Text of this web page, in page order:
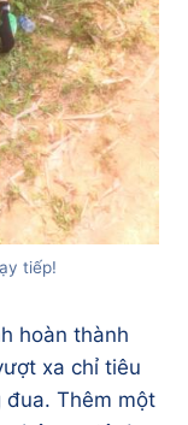
tiếp!
hoàn thành
xa chỉ tiêu
Thêm một